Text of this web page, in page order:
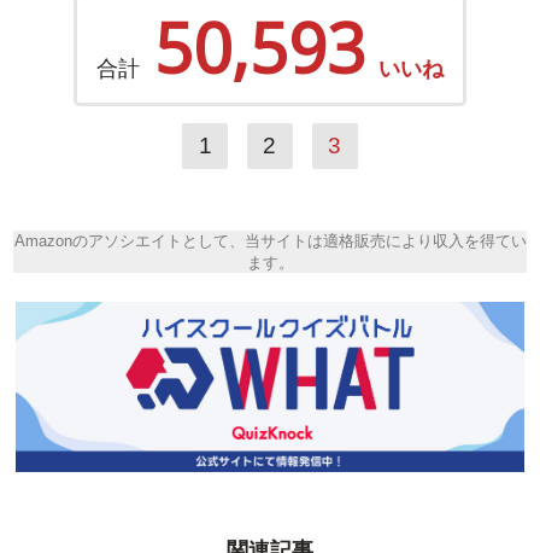
合計 50,593 いいね
1 2 3
Amazonのアソシエイトとして、当サイトは適格販売により収入を得てい
ます。